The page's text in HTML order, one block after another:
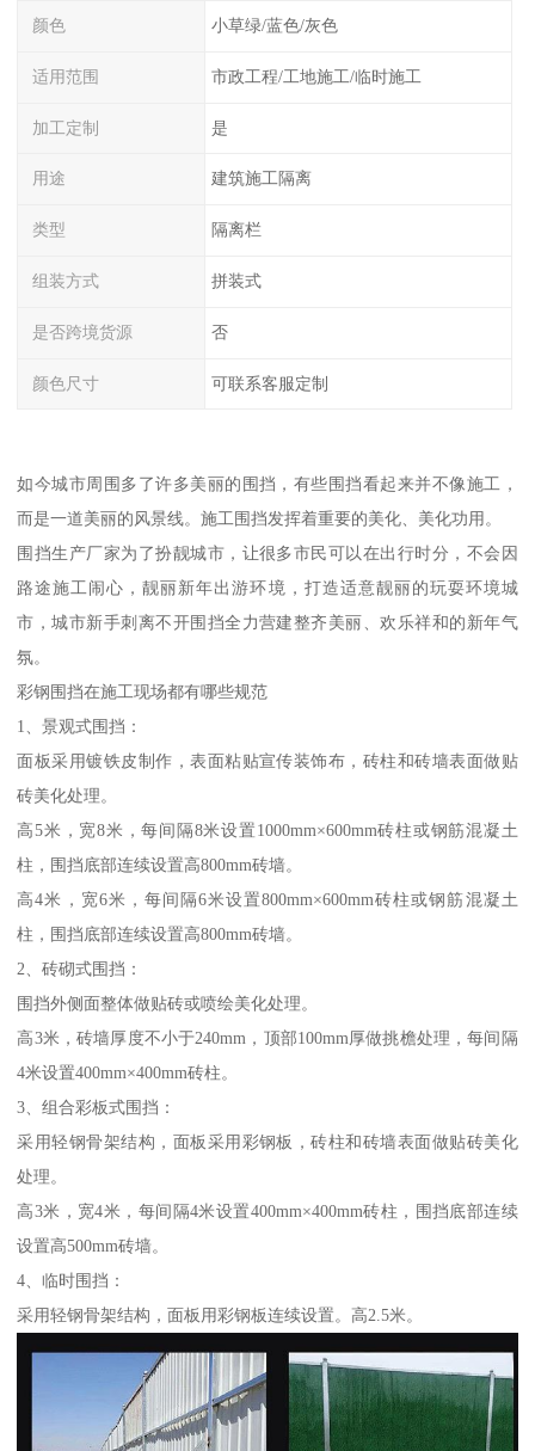
颜色 小草绿/蓝色/灰色
适用范围 市政工程/工地施工/临时施工
加工定制 是
用途 建筑施工隔离
类型 隔离栏
组装方式 拼装式
是否跨境货源 否
颜色尺寸 可联系客服定制
如今城市周围多了许多美丽的围挡，有些围挡看起来并不像施工，
而是一道美丽的风景线。施工围挡发挥着重要的美化、美化功用。
围挡生产厂家为了扮靓城市，让很多市民可以在出行时分，不会因
路途施工闹心，靓丽新年出游环境，打造适意靓丽的玩耍环境城
市，城市新手刺离不开围挡全力营建整齐美丽、欢乐祥和的新年气
氛。
彩钢围挡在施工现场都有哪些规范
1、景观式围挡：
面板采用镀铁皮制作，表面粘贴宣传装饰布，砖柱和砖墙表面做贴
砖美化处理。
高5米，宽8米，每间隔8米设置1000mm×600mm砖柱或钢筋混凝土
柱，围挡底部连续设置高800mm砖墙。
高4米，宽6米，每间隔6米设置800mm×600mm砖柱或钢筋混凝土
柱，围挡底部连续设置高800mm砖墙。
2、砖砌式围挡：
围挡外侧面整体做贴砖或喷绘美化处理。
高3米，砖墙厚度不小于240mm，顶部100mm厚做挑檐处理，每间隔
4米设置400mm×400mm砖柱。
3、组合彩板式围挡：
采用轻钢骨架结构，面板采用彩钢板，砖柱和砖墙表面做贴砖美化
处理。
高3米，宽4米，每间隔4米设置400mm×400mm砖柱，围挡底部连续
设置高500mm砖墙。
4、临时围挡：
采用轻钢骨架结构，面板用彩钢板连续设置。高2.5米。